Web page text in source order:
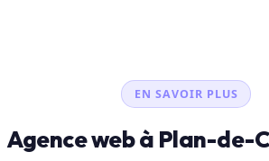
EN SAVOIR PLUS
Agence web à Plan-de-